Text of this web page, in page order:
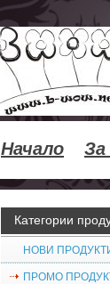
Начало За
Категории
НОВИ
ПРОМО